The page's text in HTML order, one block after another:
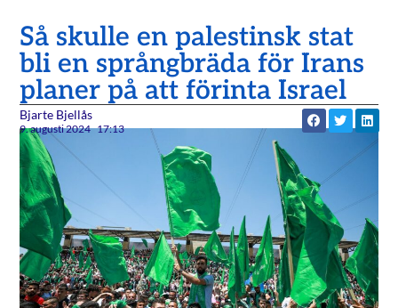
Så skulle en palestinsk stat
bli en språngbräda för Irans
planer på att förinta Israel
Bjarte Bjellås
9. augusti 2024 17:13